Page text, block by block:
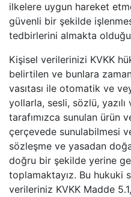
ilkelere uygun hareket
güvenli bir şekilde
tedbirlerini almakta
Kişisel verilerinizi KVKK
belirtilen ve bunlara
vasıtası ile otomatik ve
yollarla, sesli, sözlü,
tarafımızca sunulan ürün
çerçevede sunulabilmesi
sözleşme ve yasadan
doğru bir şekilde yerine
toplamaktayız. Bu hukuki
verileriniz KVKK Madde